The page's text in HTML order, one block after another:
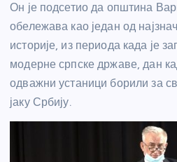
Он је подсетио да општина
обележава као један од
историје, из периода када је
модерне српске државе, дан
одважни устаници борили за
јаку Србију.